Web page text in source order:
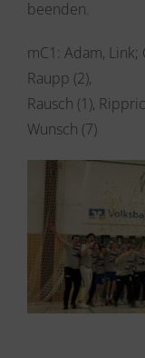
beenden.
mC1: Adam, Link;
Raupp (2),
Rausch (1),
Wunsch (7)